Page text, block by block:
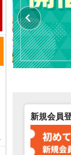
新規会員